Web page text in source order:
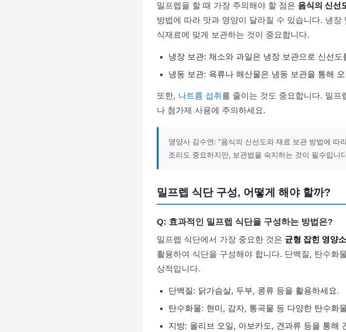
밀프렙을 할 때 가장 주의해야 할 점은 음식의 신선
방법에 따라 맛과 영양이 달라질 수 있습니다. 냉
식재료에 맞게 보관하는 것이 중요합니다.
냉장 보관: 채소와 과일은 냉장 보관으로 신선도
냉동 보관: 육류나 해산물은 냉동 보관을 통해
또한, 나트륨 섭취 를 줄이는 것도 중요합니다. 밀
나 첨가제 사용에 주의하세요.
영양사 김수연: "음식의 신선도와 재료 보관 방법에 따
조리도 중요하지만, 보관법을 숙지하는 것이 필수입니
밀프렙 식단 구성, 어떻게 해야 할까?
Q: 효과적인 밀프렙 식단을 구성하는 방법은?
밀프렙 식단에서 가장 중요한 것은 균형 잡힌 영양
활용하여 식단을 구성해야 합니다. 단백질, 탄수화
상적입니다.
단백질: 닭가슴살, 두부, 콩류 등을 활용하세요.
탄수화물: 현미, 감자, 통곡물 등 다양한 탄수화
지방: 올리브 오일, 아보카도, 견과류 등을 통해